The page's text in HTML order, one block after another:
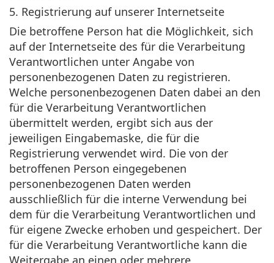
5. Registrierung auf unserer Internetseite
Die betroffene Person hat die Möglichkeit, sich
auf der Internetseite des für die Verarbeitung
Verantwortlichen unter Angabe von
personenbezogenen Daten zu registrieren.
Welche personenbezogenen Daten dabei an den
für die Verarbeitung Verantwortlichen
übermittelt werden, ergibt sich aus der
jeweiligen Eingabemaske, die für die
Registrierung verwendet wird. Die von der
betroffenen Person eingegebenen
personenbezogenen Daten werden
ausschließlich für die interne Verwendung bei
dem für die Verarbeitung Verantwortlichen und
für eigene Zwecke erhoben und gespeichert. Der
für die Verarbeitung Verantwortliche kann die
Weitergabe an einen oder mehrere